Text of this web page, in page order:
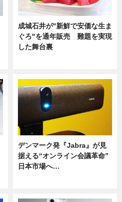
成城石井が"新鮮で安価な生ま
ぐろ"を通年販売 難題を実現
した舞台裏
デンマーク発『Jabra』が見
据える“オンライン会議革命”
日本市場へ…